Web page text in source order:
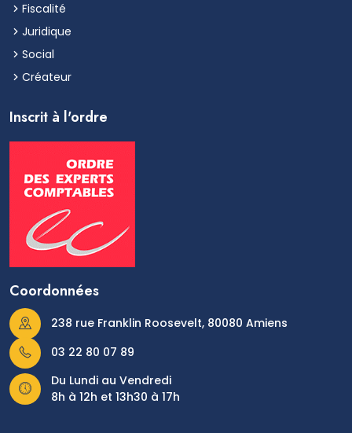
Fiscalité
Juridique
Social
Créateur
Inscrit à l'ordre
Coordonnées
238 rue Franklin Roosevelt, 80080 Amiens
03 22 80 07 89
Du Lundi au Vendredi
8h à 12h et 13h30 à 17h